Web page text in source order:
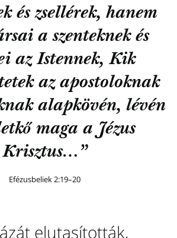
és zsellérek, hanem
a szenteknek és
az Istennek, Kik
az apostoloknak
alapkövén, lévén
maga a Jézus
Krisztus…”
Efézusbeliek 2:19–20
elutasították,